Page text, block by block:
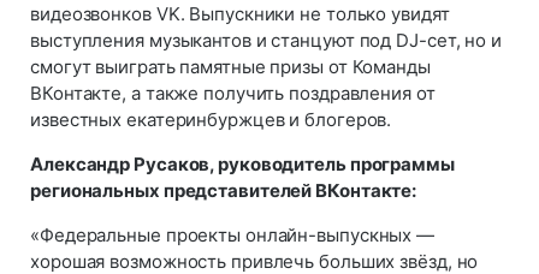
видеозвонков VK. Выпускники не только увидят
выступления музыкантов и станцуют под DJ-сет, но и
смогут выиграть памятные призы от Команды
ВКонтакте, а также получить поздравления от
известных екатеринбуржцев и блогеров.
Александр Русаков, руководитель программы
региональных представителей ВКонтакте:
«Федеральные проекты онлайн-выпускных —
хорошая возможность привлечь больших звёзд, но